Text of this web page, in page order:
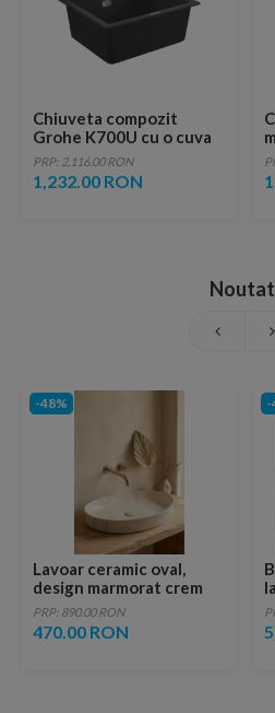
Chiuveta compozit
Grohe K700U cu o cuva
53.3x45.7 cm negru
granit
PRP: 2,116.00 RON
1,232.00 RON
-48%
Lavoar ceramic oval,
design marmorat crem
lucios cu vene aurii,
ventil inclus
PRP: 890.00 RON
470.00 RON
-